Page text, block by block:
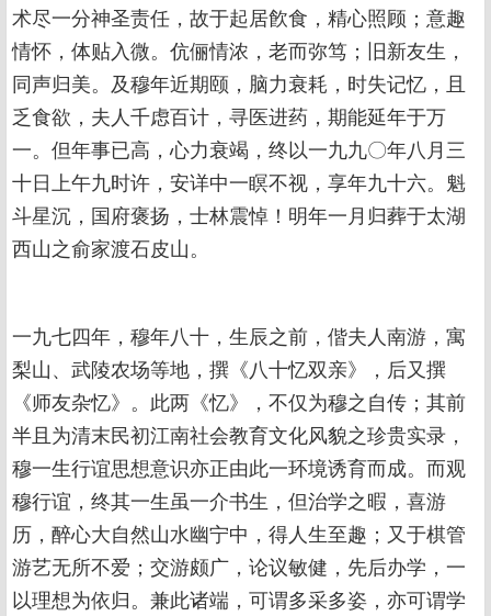
术尽一分神圣责任，故于起居飮食，精心照顾；意趣
情怀，体贴入微。伉俪情浓，老而弥笃；旧新友生，
同声归美。及穆年近期颐，脑力衰耗，时失记忆，且
乏食欲，夫人千虑百计，寻医进药，期能延年于万
一。但年事已高，心力衰竭，终以一九九〇年八月三
十日上午九时许，安详中一瞑不视，享年九十六。魁
斗星沉，国府褒扬，士林震悼！明年一月归葬于太湖
西山之俞家渡石皮山。
一九七四年，穆年八十，生辰之前，偕夫人南游，寓
梨山、武陵农场等地，撰《八十忆双亲》，后又撰
《师友杂忆》。此两《忆》，不仅为穆之自传；其前
半且为清末民初江南社会教育文化风貌之珍贵实录，
穆一生行谊思想意识亦正由此一环境诱育而成。而观
穆行谊，终其一生虽一介书生，但治学之暇，喜游
历，醉心大自然山水幽宁中，得人生至趣；又于棋管
游艺无所不爱；交游颇广，论议敏健，先后办学，一
以理想为依归。兼此诸端，可谓多采多姿，亦可谓学